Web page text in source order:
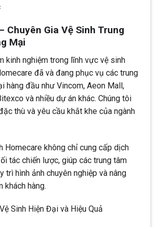
Chuyên Gia Vệ Sinh Trung
Mại
kinh nghiệm trong lĩnh vực vệ sinh
đã và đang phục vụ các trung
hàng đầu như Vincom, Aeon Mall,
và nhiều dự án khác. Chúng tôi
thù và yêu cầu khắt khe của ngành
Homecare không chỉ cung cấp dịch
tác chiến lược, giúp các trung tâm
trì hình ảnh chuyên nghiệp và nâng
khách hàng.
Sinh Hiện Đại và Hiệu Quả